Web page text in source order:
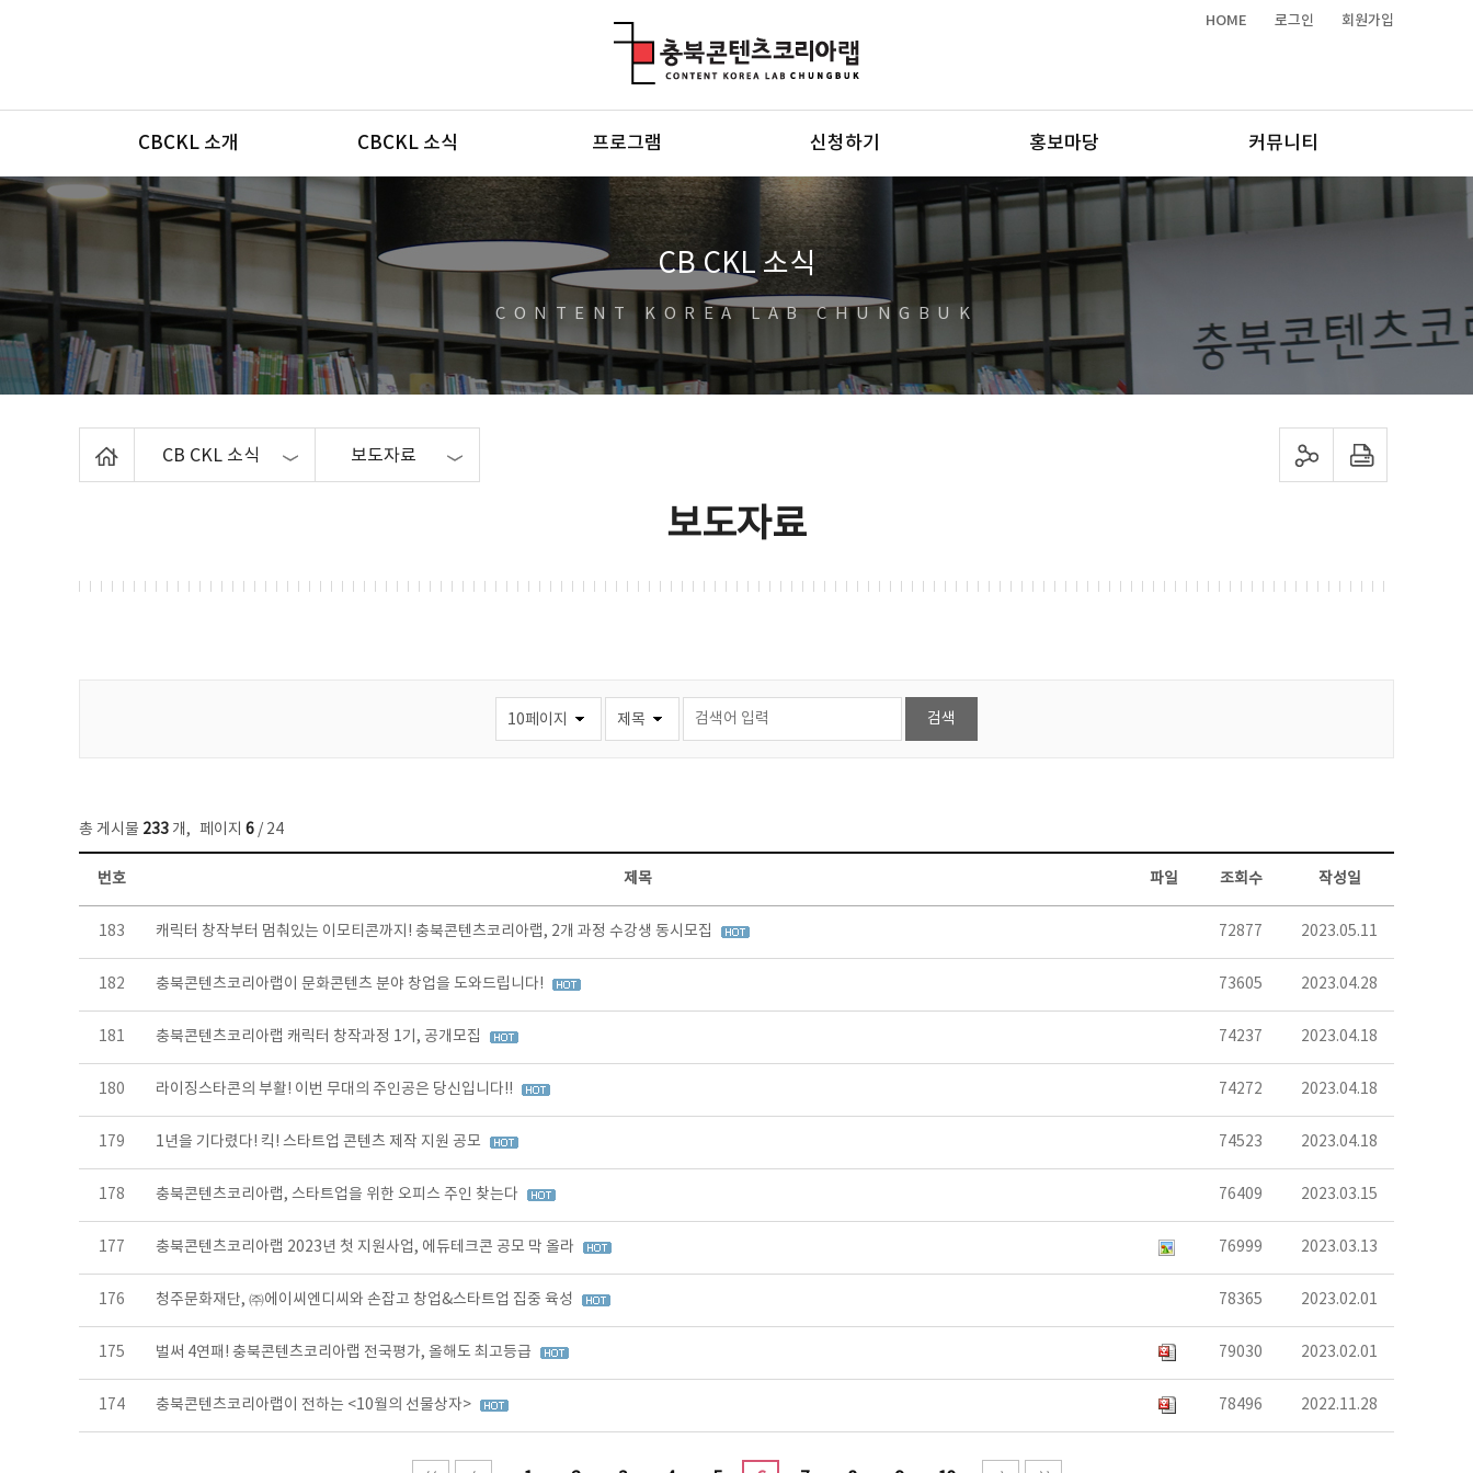
HOME 로그인 회원가입
메뉴
CBCKL 소개 CBCKL 소식 프로그램 신청하기 홍보마당 커뮤니티
CB CKL 소식
CONTENT KOREA LAB CHUNGBUK
CB CKL 소식 보도자료 sns 공유하기 프린트하기
보도자료
총 게시물 233 개, 페이지 6 / 24
보도자료 목록 - 번호, 제목, 작성자, 파일, 조회수, 작성일 정보 제공
번호 제목 파일 조회수 작성일
183 캐릭터 창작부터 멈춰있는 이모티콘까지! 충북콘텐츠코리아랩, 2개 과정 수강생 동시모집 72877 2023.05.11
182 충북콘텐츠코리아랩이 문화콘텐츠 분야 창업을 도와드립니다! 73605 2023.04.28
181 충북콘텐츠코리아랩 캐릭터 창작과정 1기, 공개모집 74237 2023.04.18
180 라이징스타콘의 부활! 이번 무대의 주인공은 당신입니다!! 74272 2023.04.18
179 1년을 기다렸다! 킥! 스타트업 콘텐츠 제작 지원 공모 74523 2023.04.18
178 충북콘텐츠코리아랩, 스타트업을 위한 오피스 주인 찾는다 76409 2023.03.15
177 충북콘텐츠코리아랩 2023년 첫 지원사업, 에듀테크콘 공모 막 올라 76999 2023.03.13
176 청주문화재단, ㈜에이씨엔디씨와 손잡고 창업&스타트업 집중 육성 78365 2023.02.01
175 벌써 4연패! 충북콘텐츠코리아랩 전국평가, 올해도 최고등급 79030 2023.02.01
174 충북콘텐츠코리아랩이 전하는 <10월의 선물상자> 78496 2022.11.28